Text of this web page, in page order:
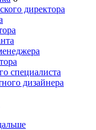
директора
специалиста
дизайнера